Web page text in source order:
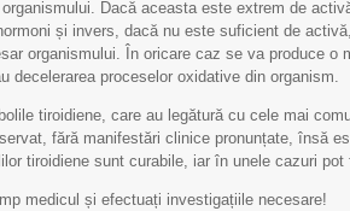
Dacă aceasta este extrem de
și invers, dacă nu este suficient de
organismului. În oricare caz se va produce o
decelerarea proceselor oxidative din organism.
tiroidiene, care au legătură cu cele mai
fără manifestări clinice pronunțate, însă
tiroidiene sunt curabile, iar în unele cazuri pot
medicul și efectuați investigațiile necesare!